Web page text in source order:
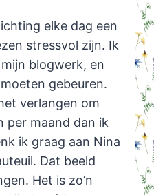
elke dag een
stressvol zijn. Ik
blogwerk, en
gebeuren.
verlangen om
per maand dan ik
ik graag aan Nina
Dat beeld
Het is zo’n